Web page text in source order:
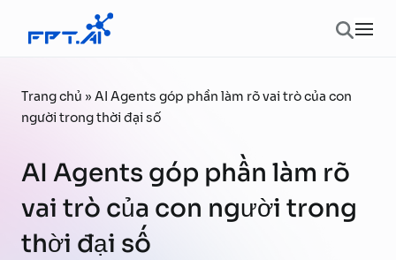
Chuyển đến phần nội dung
Trang chủ »AI Agents góp phần làm rõ vai trò của con
người trong thời đại số
AI Agents góp phần làm rõ
vai trò của con người trong
thời đại số